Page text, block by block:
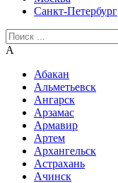
Санкт-Петербург
А
Абакан
Альметьевск
Ангарск
Арзамас
Армавир
Артем
Архангельск
Астрахань
Ачинск